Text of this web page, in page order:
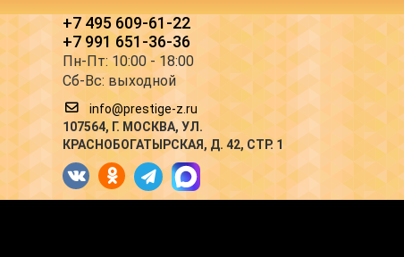
+7 495 609-61-22
+7 991 651-36-36
Пн-Пт: 10:00 - 18:00
Сб-Вс: выходной
info@prestige-z.ru
107564, Г. МОСКВА, УЛ.
КРАСНОБОГАТЫРСКАЯ, Д. 42, СТР. 1